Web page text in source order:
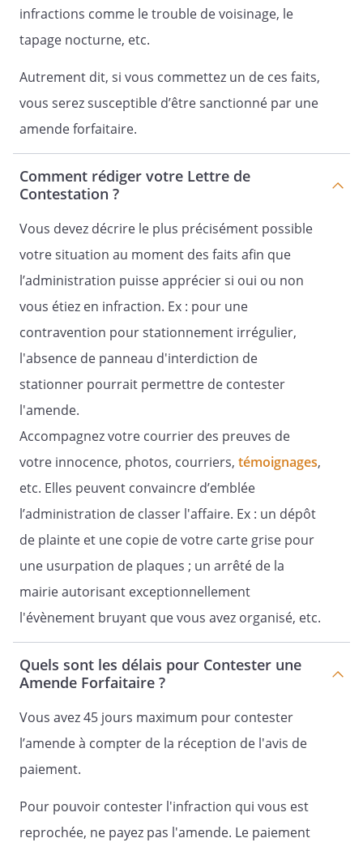
infractions comme le trouble de voisinage, le
tapage nocturne, etc.
Autrement dit, si vous commettez un de ces faits,
vous serez susceptible d’être sanctionné par une
amende forfaitaire.
Comment rédiger votre Lettre de
Contestation ?
Vous devez décrire le plus précisément possible
votre situation au moment des faits afin que
l’administration puisse apprécier si oui ou non
vous étiez en infraction. Ex : pour une
contravention pour stationnement irrégulier,
l'absence de panneau d'interdiction de
stationner pourrait permettre de contester
l'amende.
Accompagnez votre courrier des preuves de
votre innocence, photos, courriers, témoignages,
etc. Elles peuvent convaincre d’emblée
l’administration de classer l'affaire. Ex : un dépôt
de plainte et une copie de votre carte grise pour
une usurpation de plaques ; un arrêté de la
mairie autorisant exceptionnellement
l'évènement bruyant que vous avez organisé, etc.
Quels sont les délais pour Contester une
Amende Forfaitaire ?
Vous avez 45 jours maximum pour contester
l’amende à compter de la réception de l'avis de
paiement.
Pour pouvoir contester l'infraction qui vous est
reprochée, ne payez pas l'amende. Le paiement